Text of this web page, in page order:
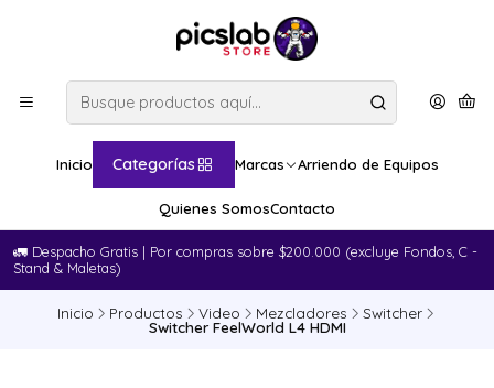
Inicio Categorías Marcas Arriendo de Equipos
Quienes SomosContacto
🚛​ Despacho Gratis | Por compras sobre $200.000 (excluye Fondos, C -
Stand & Maletas)
Inicio Productos Video Mezcladores Switcher
Switcher FeelWorld L4 HDMI